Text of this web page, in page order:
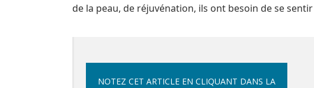
de la peau, de réjuvénation, ils ont besoin de se
NOTEZ CET ARTICLE EN CLIQUANT DANS LA